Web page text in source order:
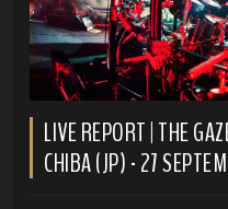
LIVE REPORT | THE
CHIBA (JP) - 27